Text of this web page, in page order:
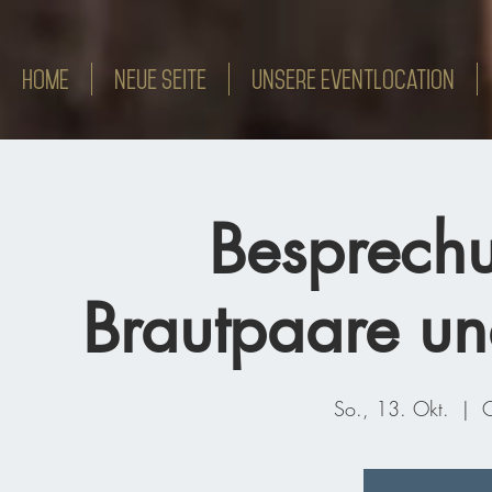
HOME Neue Seite Unsere Eventlocation
Brautpaare
So., 13. Okt.
  |